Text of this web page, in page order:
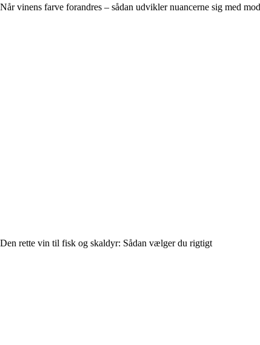
Når vinens farve forandres – sådan udvikler nuancerne sig med
Den rette vin til fisk og skaldyr: Sådan vælger du rigtigt